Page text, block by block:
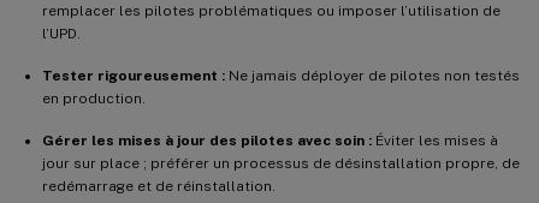
remplacer les pilotes problématiques ou imposer l’utilisation de
l’UPD.
Tester rigoureusement : Ne jamais déployer de pilotes non testés
en production.
Gérer les mises à jour des pilotes avec soin : Éviter les mises à
jour sur place ; préférer un processus de désinstallation propre, de
redémarrage et de réinstallation.